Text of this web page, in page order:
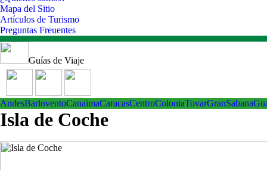
Mapa del Sitio
Artículos de Turismo
Preguntas Freuentes
Guías de Viaje
AndesBarloventoCanaimaCaracasCentroColoniaTovarGranSabana
Isla de Coche